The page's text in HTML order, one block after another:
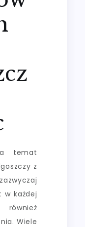
temat
z
w każdej
Wiele